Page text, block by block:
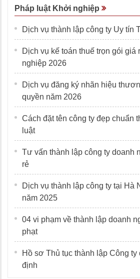
Pháp luật Khởi nghiệp
Dịch vụ thành lập công ty Uy tín
Dịch vụ kế toán thuế trọn gói giá
nghiệp 2026
Dịch vụ đăng ký nhãn hiệu
quyền năm 2026
Cách đặt tên công ty đẹp chuẩn
luật
Tư vấn thành lập công ty doanh
rẻ
Dịch vụ thành lập công ty tại Hà
năm 2025
04 vi phạm về thành lập doanh
phạt
Hồ sơ Thủ tục thành lập Công ty
định